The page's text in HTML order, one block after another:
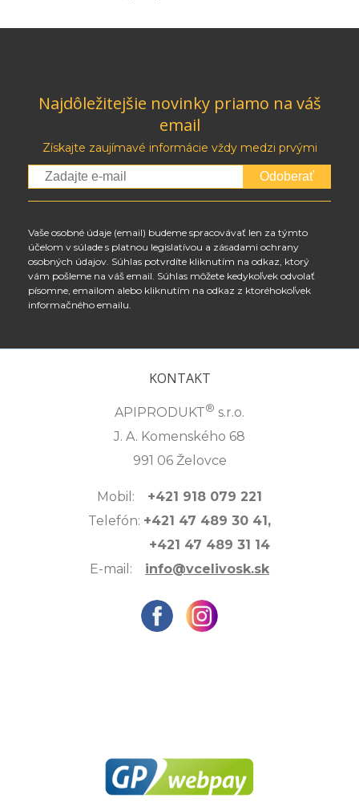
Najdôležitejšie novinky priamo na váš
email
Získajte zaujímavé informácie vždy medzi prvými
Odoberať
Vaše osobné údaje (email) budeme spracovávať len za týmto
účelom v súlade s platnou legislatívou a zásadami ochrany
osobných údajov. Súhlas potvrdíte kliknutím na odkaz, ktorý
vám pošleme na váš email. Súhlas môžete kedykoľvek odvolať
písomne, emailom alebo kliknutím na odkaz z ktoréhokoľvek
informačného emailu.
KONTAKT
APIPRODUKT® s.r.o.
J. A. Komenského 68
991 06 Želovce
Mobil: +421 918 079 221
Telefón: +421 47 489 30 41,
+421 47 489 31 14
E-mail: info@vcelivosk.sk